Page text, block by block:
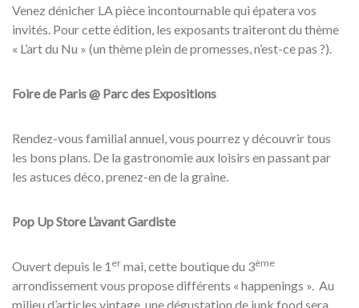
Venez dénicher LA pièce incontournable qui épatera vos
invités. Pour cette édition, les exposants traiteront du thème
« L’art du Nu » (un thème plein de promesses, n’est-ce pas ?).
Foire de Paris @ Parc des Expositions
Rendez-vous familial annuel, vous pourrez y découvrir tous
les bons plans. De la gastronomie aux loisirs en passant par
les astuces déco, prenez-en de la graine.
Pop Up Store L’avant Gardiste
Ouvert depuis le 1 er mai, cette boutique du 3ème
arrondissement vous propose différents « happenings ». Au
milieu d’articles vintage, une dégustation de junk food sera